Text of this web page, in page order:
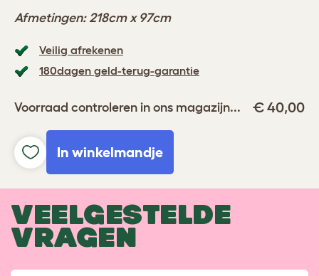
Veilig afrekenen
180dagen geld-terug-garantie
Voorraad controleren in ons magazijn... € 40,00
In winkelmandje
Afmetingen: 218cm x 97cm
VEELGESTELDE
VRAGEN